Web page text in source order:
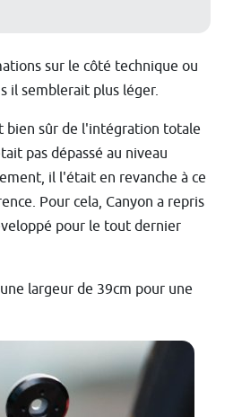
sur le côté technique ou
il semblerait plus léger.
bien sûr de l'intégration totale
pas dépassé au niveau
il l'était en revanche à ce
Pour cela, Canyon a repris
pour le tout dernier
largeur de 39cm pour une